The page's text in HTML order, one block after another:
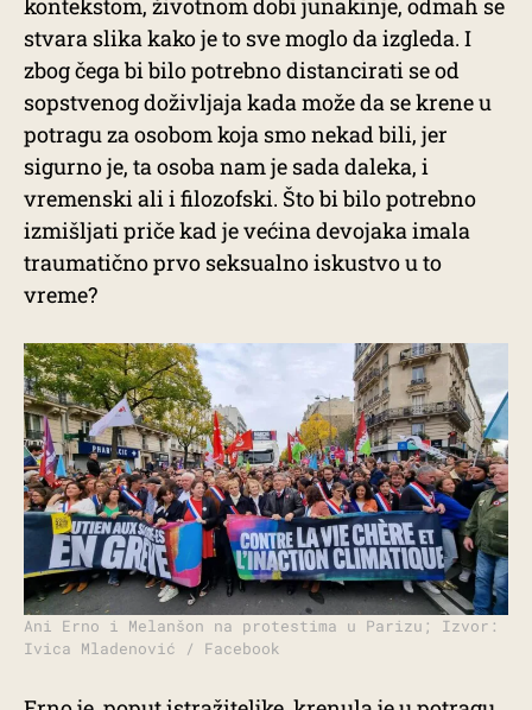
stvara slika kako je to sve moglo da izgleda. I
zbog čega bi bilo potrebno distancirati se od
sopstvenog doživljaja kada može da se krene u
potragu za osobom koja smo nekad bili, jer
sigurno je, ta osoba nam je sada daleka, i
vremenski ali i filozofski. Što bi bilo potrebno
izmišljati priče kad je većina devojaka imala
traumatično prvo seksualno iskustvo u to
vreme?
Ani Erno i Melanšon na protestima u Parizu; Izvor:
Ivica Mladenović / Facebook